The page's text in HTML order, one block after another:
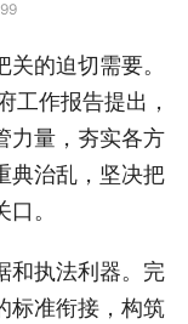
的迫切需要。
工作报告提出，
力量，夯实各方
典治乱，坚决把
。
和执法利器。完
标准衔接，构筑